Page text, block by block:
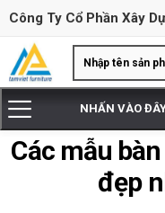
Công Ty Cổ Phần Xây
NHẤN VÀO
Các mẫu
đẹp